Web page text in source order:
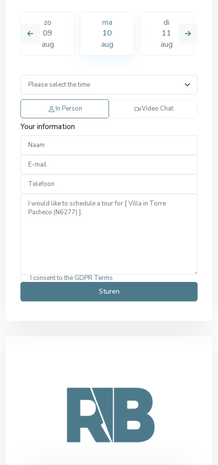
zo
09
aug
ma
10
aug
di
11
aug
In Person Video Chat
Your information
I consent to the GDPR Terms